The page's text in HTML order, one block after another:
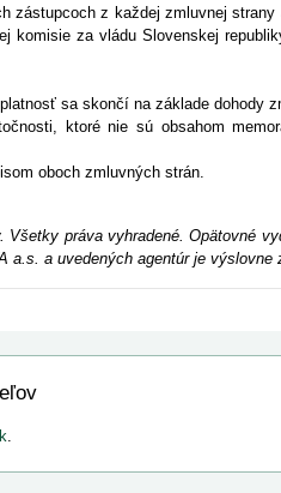
zástupcoch z každej zmluvnej
komisie za vládu Slovenskej
sa skončí na základe dohody
ktoré nie sú obsahom
oboch zmluvných strán.
práva vyhradené. Opätovné
a.s. a uvedených agentúr je výslovne
.